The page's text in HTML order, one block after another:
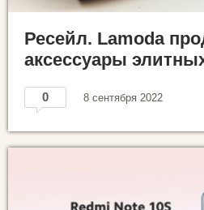
Ресейл. Lamoda
аксессуары
0 8 сентября 2022